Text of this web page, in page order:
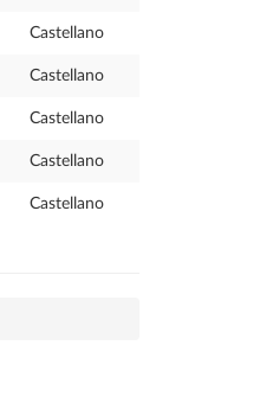
Castellano
Castellano
Castellano
Castellano
Castellano